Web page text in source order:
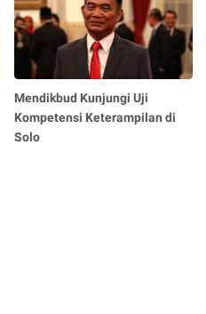
Mendikbud Kunjungi Uji
Kompetensi Keterampilan di
Solo